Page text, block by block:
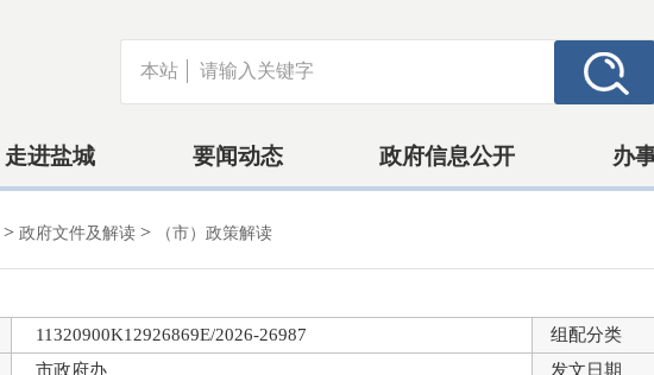
本站
走进盐城 要闻动态 政府信息公开 办
> 政府文件及解读 > （市）政策解读
11320900K12926869E/2026-26987 组配分类
市政府办 发文日期